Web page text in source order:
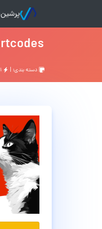
دسته بندی: |